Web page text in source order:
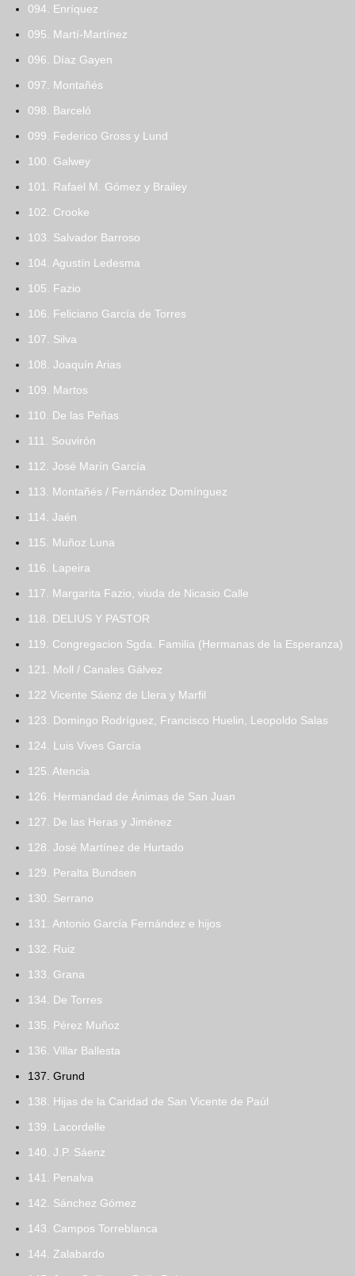
094. Enríquez
095. Martí-Martínez
096. Díaz Gayen
097. Montañés
098. Barceló
099. Federico Gross y Lund
100. Galwey
101. Rafael M. Gómez y Brailey
102. Crooke
103. Salvador Barroso
104. Agustín Ledesma
105. Fazio
106. Feliciano García de Torres
107. Silva
108. Joaquín Arias
109. Martos
110. De las Peñas
111. Souvirón
112. José Marín García
113. Montañés / Fernández Domínguez
114. Jaén
115. Muñoz Luna
116. Lapeira
117. Margarita Fazio, viuda de Nicasio Calle
118. DELIUS Y PASTOR
119. Congregacion Sgda. Familia (Hermanas de la Esperanza)
121. Moll / Canales Gálvez
122 Vicente Sáenz de Llera y Marfil
123. Domingo Rodríguez, Francisco Huelin, Leopoldo Salas
124. Luis Vives García
125. Atencia
126. Hermandad de Ánimas de San Juan
127. De las Heras y Jiménez
128. José Martínez de Hurtado
129. Peralta Bundsen
130. Serrano
131. Antonio García Fernández e hijos
132. Ruiz
133. Grana
134. De Torres
135. Pérez Muñoz
136. Villar Ballesta
137. Grund
138. Hijas de la Caridad de San Vicente de Paúl
139. Lacordelle
140. J.P. Sáenz
141. Penalva
142. Sánchez Gómez
143. Campos Torreblanca
144. Zalabardo